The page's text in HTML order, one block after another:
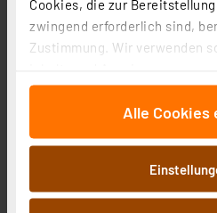
Cookies, die zur
zwingend erforderlich sind,
Zustimmung. Wir verwenden
für soziale Medien anbieten
auf unsere Website zu
wir Informationen zu Ihrer
an unsere Partner für soziale
Analysen weiter. Unsere
Informationen
Alle Cookies
Produktdatenblatt